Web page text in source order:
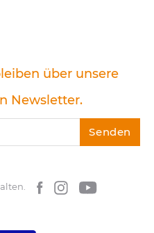
über unsere
Newsletter.
Senden
FacebookInstagram